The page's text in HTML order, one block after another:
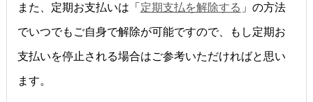
また、定期お支払いは「 定期支払を解除する 」の方法
でいつでもご自身で解除が可能ですので、もし定期お
支払いを停止される場合はご参考いただければと思い
ます。